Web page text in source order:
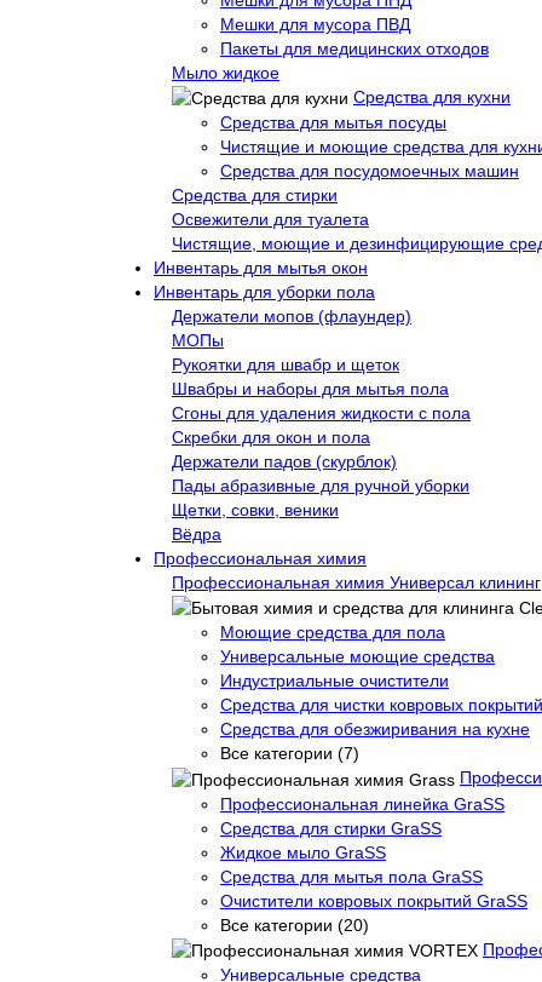
Мешки для мусора ПВД
Пакеты для медицинских отходов
Мыло жидкое
Средства для кухни
Средства для мытья посуды
Чистящие и моющие средства для
Средства для посудомоечных машин
Средства для стирки
Освежители для туалета
Чистящие, моющие и дезинфицирующие
Инвентарь для мытья окон
Инвентарь для уборки пола
Держатели мопов (флаундер)
МОПы
Рукоятки для швабр и щеток
Швабры и наборы для мытья пола
Сгоны для удаления жидкости с пола
Скребки для окон и пола
Держатели падов (скурблок)
Пады абразивные для ручной уборки
Щетки, совки, веники
Вёдра
Профессиональная химия
Профессиональная химия Универсал клининг
Моющие средства для пола
Универсальные моющие средства
Индустриальные очистители
Средства для чистки ковровых покрытий
Средства для обезжиривания на кухне
Все категории (7)
Профессиональная линейка GraSS
Средства для стирки GraSS
Жидкое мыло GraSS
Средства для мытья пола GraSS
Очистители ковровых покрытий GraSS
Все категории (20)
Универсальные средства